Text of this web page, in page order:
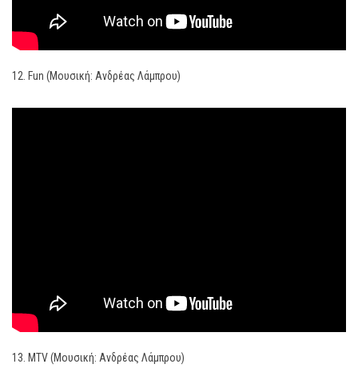
12. Fun (Μουσική: Ανδρέας Λάμπρου)
13. MTV (Μουσική: Ανδρέας Λάμπρου)